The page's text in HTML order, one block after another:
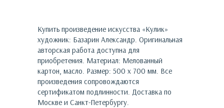
Купить произведение искусства «Кулик»
художник: Базарин Александр. Оригинальная
авторская работа доступна для
приобретения. Материал: Мелованный
картон, масло. Размер: 500 х 700 мм. Все
произведения сопровождаются
сертификатом подлинности. Доставка по
Москве и Санкт-Петербургу.